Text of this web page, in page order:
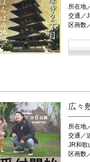
所在地
交通／
区画数
広々
所在地
交通／
JR和歌
区画数